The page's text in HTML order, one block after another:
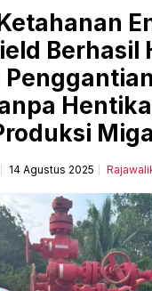
Berhasil
14 Agustus 2025